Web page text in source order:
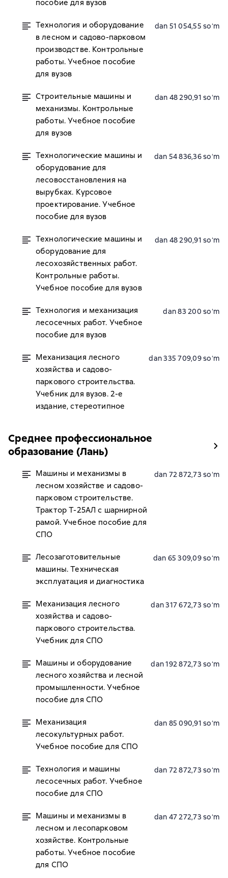
пособие для вузов
Технология и оборудование
в лесном и садово-парковом
производстве. Контрольные
работы. Учебное пособие
для вузов
dan 51 054,55 soʻm
Строительные машины и
механизмы. Контрольные
работы. Учебное пособие
для вузов
dan 48 290,91 soʻm
Технологические машины и
оборудование для
лесовосстановления на
вырубках. Курсовое
проектирование. Учебное
пособие для вузов
dan 54 836,36 soʻm
Технологические машины и
оборудование для
лесохозяйственных работ.
Контрольные работы.
Учебное пособие для вузов
dan 48 290,91 soʻm
Технология и механизация
лесосечных работ. Учебное
пособие для вузов
dan 83 200 soʻm
Механизация лесного
хозяйства и садово-
паркового строительства.
Учебник для вузов. 2-е
издание, стереотипное
dan 335 709,09 soʻm
Среднее профессиональное
образование (Лань)
Машины и механизмы в
лесном хозяйстве и садово-
парковом строительстве.
Трактор Т-25АЛ с шарнирной
рамой. Учебное пособие для
СПО
dan 72 872,73 soʻm
Лесозаготовительные
машины. Техническая
эксплуатация и диагностика
dan 65 309,09 soʻm
Механизация лесного
хозяйства и садово-
паркового строительства.
Учебник для СПО
dan 317 672,73 soʻm
Машины и оборудование
лесного хозяйства и лесной
промышленности. Учебное
пособие для СПО
dan 192 872,73 soʻm
Механизация
лесокультурных работ.
Учебное пособие для СПО
dan 85 090,91 soʻm
Технология и машины
лесосечных работ. Учебное
пособие для СПО
dan 72 872,73 soʻm
Машины и механизмы в
лесном и лесопарковом
хозяйстве. Контрольные
работы. Учебное пособие
для СПО
dan 47 272,73 soʻm